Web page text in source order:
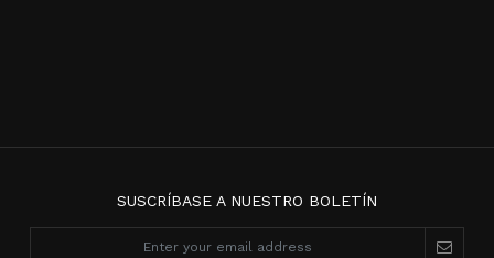
SUSCRÍBASE A NUESTRO BOLETÍN